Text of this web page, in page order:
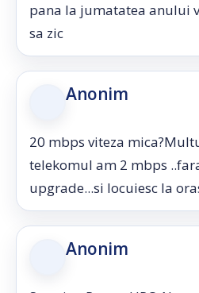
pana la jumatatea anului
sa zic
Anonim
20 mbps viteza
telekomul am 2 mbps
upgrade...si locuiesc la
Anonim